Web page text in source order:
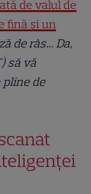
de valul de
fină și un
de râs… Da,
să vă
de